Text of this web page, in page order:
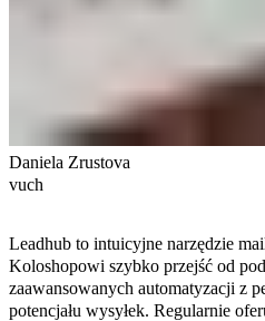
Daniela Zrustova
vuch
Leadhub to intuicyjne narzędzie
Koloshopowi szybko przejść od
zaawansowanych automatyzacji z
potencjału wysyłek. Regularnie